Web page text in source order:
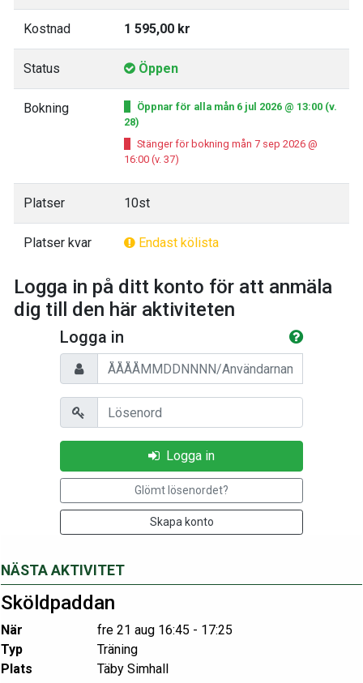
NÄSTA AKTIVITET
Sköldpaddan
När
fre 21 aug 16:45 - 17:25
Typ
Träning
Plats
Täby Simhall
Kostnad 1 595,00 kr
Status Öppen
Bokning
Öppnar för alla mån 6 jul 2026 @ 13:00 (v.
28)
Stänger för bokning mån 7 sep 2026 @
16:00 (v. 37)
Platser 10st
Platser kvar Endast kölista
Logga in på ditt konto för att anmäla
dig till den här aktiviteten
Logga in
Personnummer/Användarnamn
Lösenord
Logga in
Glömt lösenordet?
Skapa konto